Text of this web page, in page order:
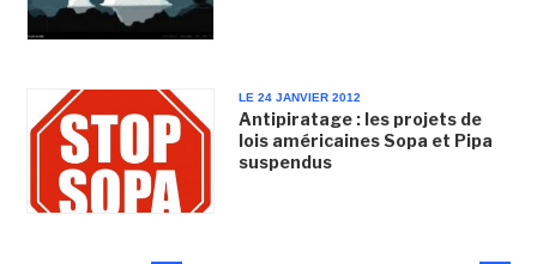
LE 24 JANVIER 2012
Antipiratage : les projets de
lois américaines Sopa et Pipa
suspendus